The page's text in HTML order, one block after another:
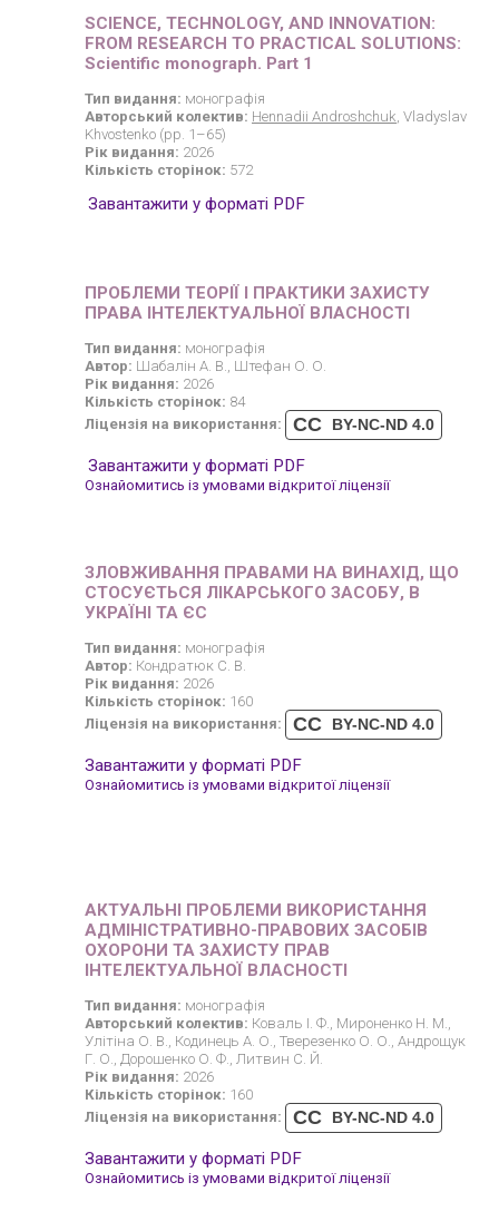
SCIENCE, TECHNOLOGY, AND INNOVATION:
FROM RESEARCH TO PRACTICAL SOLUTIONS:
Scientific monograph. Part 1
Тип видання: монографія
Авторський колектив: Hennadii Androshchuk , Vladyslav
Khvostenko (pp. 1–65)
Рік видання: 2026
Кількість сторінок: 572
Завантажити у форматі PDF
ПРОБЛЕМИ ТЕОРІЇ І ПРАКТИКИ ЗАХИСТУ
ПРАВА ІНТЕЛЕКТУАЛЬНОЇ ВЛАСНОСТІ
Тип видання: монографія
Автор: Шабалін А. В., Штефан О. О.
Рік видання: 2026
Кількість сторінок: 84
Ліцензія на використання:
CC BY-NC-ND 4.0
Завантажити у форматі PDF
Ознайомитись із умовами відкритої ліцензії
ЗЛОВЖИВАННЯ ПРАВАМИ НА ВИНАХІД, ЩО
СТОСУЄТЬСЯ ЛІКАРСЬКОГО ЗАСОБУ, В
УКРАЇНІ ТА ЄС
Тип видання: монографія
Автор: Кондратюк С. В.
Рік видання: 2026
Кількість сторінок: 160
Ліцензія на використання:
CC BY-NC-ND 4.0
Завантажити у форматі PDF
Ознайомитись із умовами відкритої ліцензії
АКТУАЛЬНІ ПРОБЛЕМИ ВИКОРИСТАННЯ
АДМІНІСТРАТИВНО-ПРАВОВИХ ЗАСОБІВ
ОХОРОНИ ТА ЗАХИСТУ ПРАВ
ІНТЕЛЕКТУАЛЬНОЇ ВЛАСНОСТІ
Тип видання: монографія
Авторський колектив: Коваль І. Ф., Мироненко Н. М.,
Улітіна О. В., Кодинець А. О., Тверезенко О. О., Андрощук
Г. О., Дорошенко О. Ф., Литвин С. Й.
Рік видання: 2026
Кількість сторінок: 160
Ліцензія на використання:
CC BY-NC-ND 4.0
Завантажити у форматі PDF
Ознайомитись із умовами відкритої ліцензії